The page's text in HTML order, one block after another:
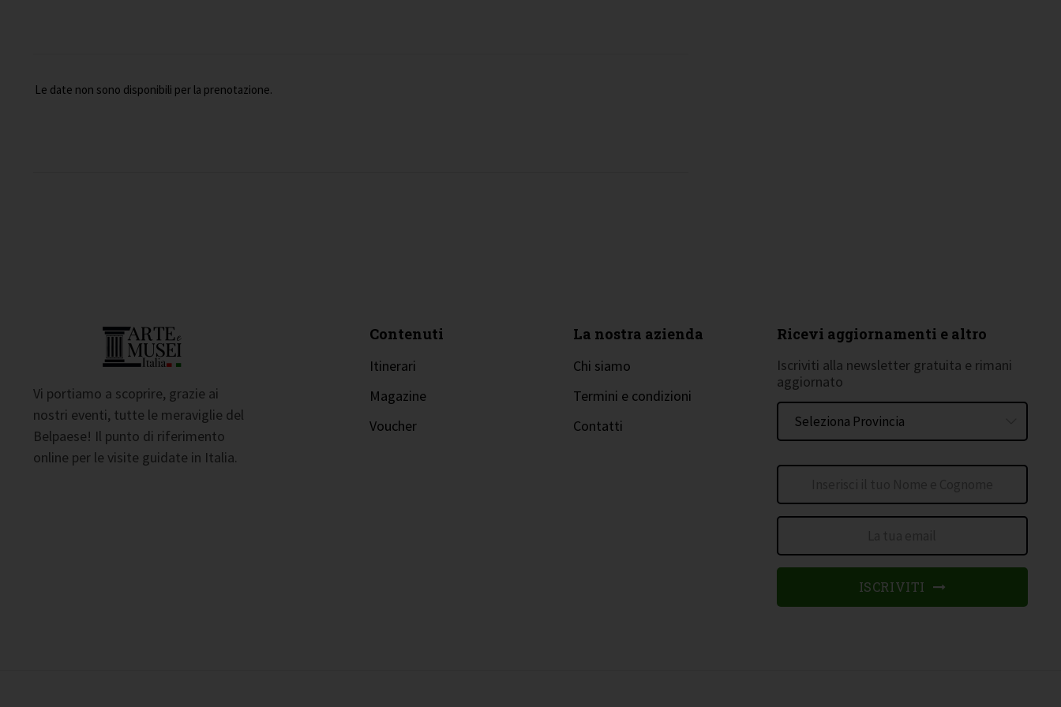
Le date non sono disponibili per la prenotazione.
Vi portiamo a scoprire, grazie ai
nostri eventi, tutte le meraviglie del
Belpaese! Il punto di riferimento
online per le visite guidate in Italia.
Contenuti
Itinerari
Magazine
Voucher
La nostra azienda
Chi siamo
Termini e condizioni
Contatti
Ricevi aggiornamenti e altro
Iscriviti alla newsletter gratuita e rimani
aggiornato
ISCRIVITI